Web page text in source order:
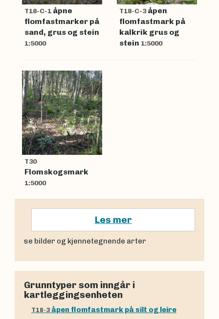
T18-C-1 åpne
flomfastmarker på
sand, grus og stein
1:5000
T18-C-3åpen
flomfastmark på
kalkrik grus og
stein 1:5000
T30
Flomskogsmark
1:5000
Les mer
se bilder og kjennetegnende arter
Grunntyper som inngår i
kartleggingsenheten
T18-3 åpen flomfastmark på silt og leire